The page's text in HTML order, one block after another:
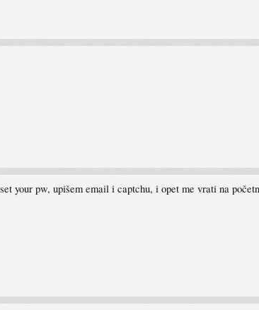
your pw, upišem email i captchu, i opet me vrati na